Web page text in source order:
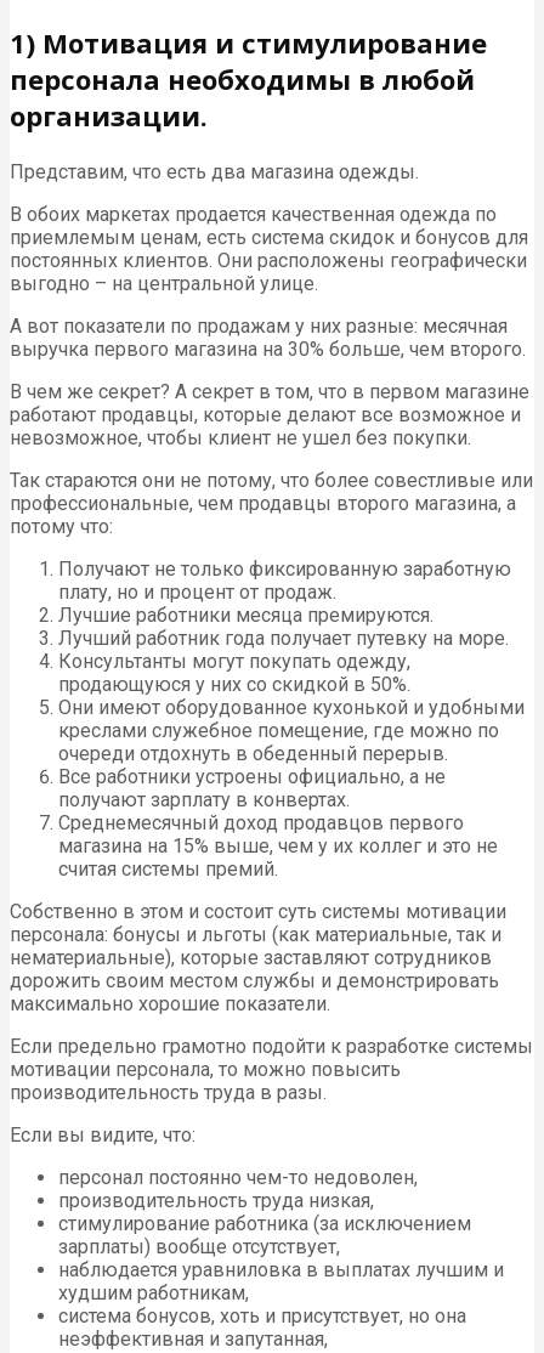
1) Мотивация и стимулирование
персонала необходимы в любой
организации.
Представим, что есть два магазина одежды.
В обоих маркетах продается качественная одежда по
приемлемым ценам, есть система скидок и бонусов для
постоянных клиентов. Они расположены географически
выгодно – на центральной улице.
А вот показатели по продажам у них разные: месячная
выручка первого магазина на 30% больше, чем второго.
В чем же секрет? А секрет в том, что в первом магазине
работают продавцы, которые делают все возможное и
невозможное, чтобы клиент не ушел без покупки.
Так стараются они не потому, что более совестливые или
профессиональные, чем продавцы второго магазина, а
потому что:
Получают не только фиксированную заработную
плату, но и процент от продаж.
Лучшие работники месяца премируются.
Лучший работник года получает путевку на море.
Консультанты могут покупать одежду,
продающуюся у них со скидкой в 50%.
Они имеют оборудованное кухонькой и удобными
креслами служебное помещение, где можно по
очереди отдохнуть в обеденный перерыв.
Все работники устроены официально, а не
получают зарплату в конвертах.
Среднемесячный доход продавцов первого
магазина на 15% выше, чем у их коллег и это не
считая системы премий.
Собственно в этом и состоит суть системы мотивации
персонала: бонусы и льготы (как материальные, так и
нематериальные), которые заставляют сотрудников
дорожить своим местом службы и демонстрировать
максимально хорошие показатели.
Если предельно грамотно подойти к разработке системы
мотивации персонала, то можно повысить
производительность труда в разы.
Если вы видите, что:
персонал постоянно чем-то недоволен,
производительность труда низкая,
стимулирование работника (за исключением
зарплаты) вообще отсутствует,
наблюдается уравниловка в выплатах лучшим и
худшим работникам,
система бонусов, хоть и присутствует, но она
неэффективная и запутанная,